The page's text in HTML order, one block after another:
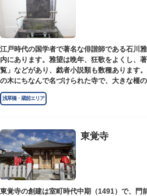
江戸時代の国学者で著名な俳諧師である石川
内にあります。雅望は晩年、狂歌をよくし、
覧」などがあり、戯者小説類も数種あります
の木にちなんで名づけられた寺で、大きな榧
秋葉権現で知られています。
浅草橋・蔵前エリア
東覚寺
東覚寺の創建は室町時代中期（1491）で、門